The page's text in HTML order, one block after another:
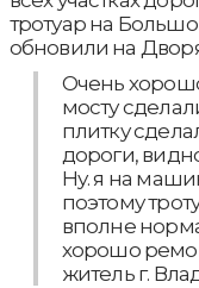
тротуар на
обновили на
Очень
мосту
плитку
дороги,
Ну. я на
поэтому
вполне
хорошо
житель г.